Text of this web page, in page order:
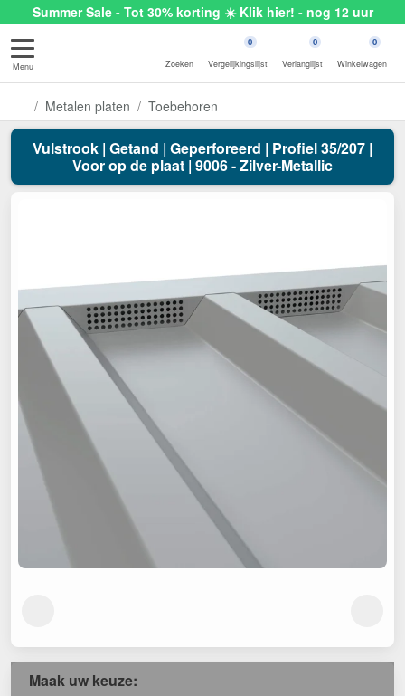
Summer Sale - Tot 30% korting ☀️ Klik hier! - nog 12 uur
Menu Zoeken
0
Vergelijkingslijst
0
Verlanglijst
0
Winkelwagen
Metalen platen Toebehoren
Vulstrook | Getand | Geperforeerd | Profiel 35/207 |
Voor op de plaat | 9006 - Zilver-Metallic
Maak uw keuze: